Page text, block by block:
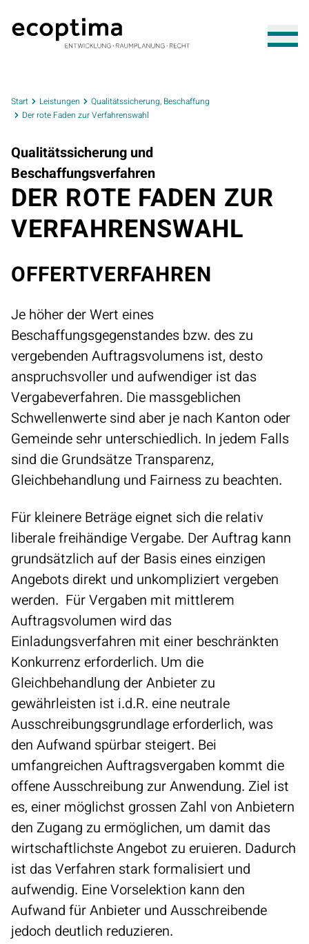
Start Leistungen
Qualitätssicherung, Beschaffung
Der rote Faden zur Verfahrenswahl
Qualitätssicherung und
Beschaffungsverfahren
DER ROTE FADEN ZUR
VERFAHRENSWAHL
OFFERTVERFAHREN
Je höher der Wert eines
Beschaffungsgegenstandes bzw. des zu
vergebenden Auftragsvolumens ist, desto
anspruchsvoller und aufwendiger ist das
Vergabeverfahren. Diemassgeblichen
Schwellenwertesind aber je nach Kanton oder
Gemeinde sehr unterschiedlich. In jedem Falls
sind die Grundsätze Transparenz,
Gleichbehandlung und Fairness zu beachten.
Für kleinere Beträge eignet sich die relativ
liberalefreihändige Vergabe. Der Auftrag kann
grundsätzlich auf der Basis eines einzigen
Angebots direkt und unkompliziert vergeben
werden. Für Vergaben mit mittlerem
Auftragsvolumen wird das
Einladungsverfahren mit einer beschränkten
Konkurrenz erforderlich. Um die
Gleichbehandlung der Anbieter zu
gewährleisten ist i.d.R. eine neutrale
Ausschreibungsgrundlage erforderlich, was
den Aufwand spürbar steigert. Bei
umfangreichen Auftragsvergaben kommt die
offene Ausschreibungzur Anwendung. Ziel ist
es, einer möglichst grossen Zahl von Anbietern
den Zugang zu ermöglichen, um damit das
wirtschaftlichste Angebot zu eruieren. Dadurch
ist das Verfahren stark formalisiert und
aufwendig. Eine Vorselektion kann den
Aufwand für Anbieter und Ausschreibende
jedoch deutlich reduzieren.